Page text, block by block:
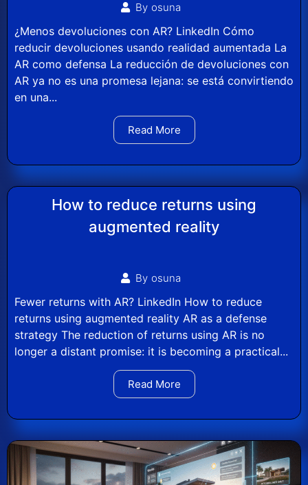
By osuna
¿Menos devoluciones con AR? LinkedIn Cómo
reducir devoluciones usando realidad aumentada La
AR como defensa La reducción de devoluciones con
AR ya no es una promesa lejana: se está convirtiendo
en una...
Read More
How to reduce returns using
augmented reality
By osuna
Fewer returns with AR? LinkedIn How to reduce
returns using augmented reality AR as a defense
strategy The reduction of returns using AR is no
longer a distant promise: it is becoming a practical...
Read More